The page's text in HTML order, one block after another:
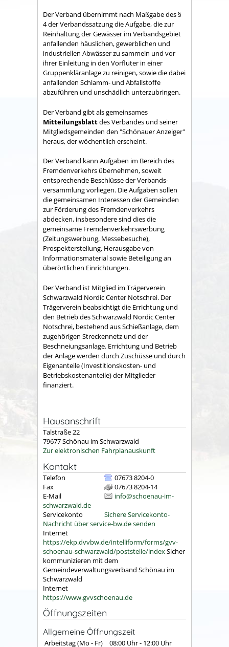
Der Verband übernimmt nach Maßgabe des §
4 der Verbandssatzung die Aufgabe, die zur
Reinhaltung der Gewässer im Verbandsgebiet
anfallenden häuslichen, gewerblichen und
industriellen Abwässer zu sammeln und vor
ihrer Einleitung in den Vorfluter in einer
Gruppenkläranlage zu reinigen, sowie die dabei
anfallenden Schlamm- und Abfallstoffe
abzuführen und unschädlich unterzubringen.
Der Verband gibt als gemeinsames
Mitteilungsblattdes Verbandes und seiner
Mitgliedsgemeinden den "Schönauer Anzeiger"
heraus, der wöchentlich erscheint.
Der Verband kann Aufgaben im Bereich des
Fremdenverkehrs übernehmen, soweit
entsprechende Beschlüsse der Verbands­
versammlung vorliegen. Die Aufgaben sollen
die gemeinsamen Interessen der Gemeinden
zur Förderung des Fremdenverkehrs
abdecken, insbesondere sind dies die
gemeinsame Fremden­verkehrswerbung
(Zeitungswerbung, Messebesuche),
Prospekter­stellung, Herausgabe von
Informationsmaterial sowie Betei­ligung an
überörtlichen Einrichtungen.
Der Verband ist Mitglied im Trägerverein
Schwarzwald Nordic Center Notschrei. Der
Trägerverein beabsichtigt die Errichtung und
den Betrieb des Schwarzwald Nordic Center
Notschrei, bestehend aus Schießanlage, dem
zugehörigen Streckennetz und der
Beschneiungsanlage. Errichtung und Betrieb
der Anlage werden durch Zuschüsse und durch
Eigenanteile (Investitionskosten- und
Betriebskostenanteile) der Mitglieder
finanziert.
Hausanschrift
Talstraße 22
79677Schönau im Schwarzwald
Zur elektronischen Fahrplanauskunft
Kontakt
Telefon
07673 8204-0
Fax
07673 8204-14
E-Mail
info@schoenau-im-
schwarzwald.de
Servicekonto
Sichere Servicekonto-
Nachricht über service-bw.de senden
Internet
https://ekp.dvvbw.de/intelliform/forms/gvv-
schoenau-schwarzwald/poststelle/indexSicher
kommunizieren mit dem
Gemeindeverwaltungsverband Schönau im
Schwarzwald
Internet
https://www.gvvschoenau.de
Öffnungszeiten
Allgemeine Öffnungszeit
Arbeitstag (Mo - Fr) 08:00 Uhr- 12:00 Uhr